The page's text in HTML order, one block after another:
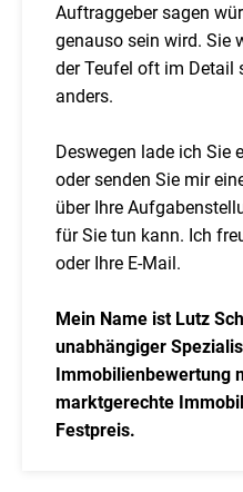
Auftraggeber sagen
genauso sein wird. Sie
der Teufel oft im Detail
anders.
Deswegen lade ich Sie
oder senden Sie mir
über Ihre
für Sie tun kann. Ich
oder Ihre E-Mail.
Mein Name ist Lutz
unabhängiger
Immobilienbewertung
marktgerechte
Festpreis.